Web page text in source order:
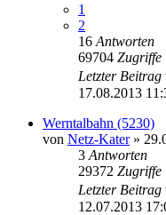
1
2
16 Antworten
69704 Zugriffe
Letzter Beitrag
17.08.2013
Werntalbahn (5230)
von Netz-Kater»
3 Antworten
29372 Zugriffe
Letzter Beitrag
12.07.2013